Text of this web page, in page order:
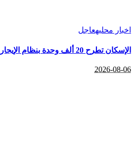
اخبار محليهعاجل
الإسكان تطرح 20 ألف وحدة بنظام الإيجار.. اعرف الشروط والمدن
2026-08-06